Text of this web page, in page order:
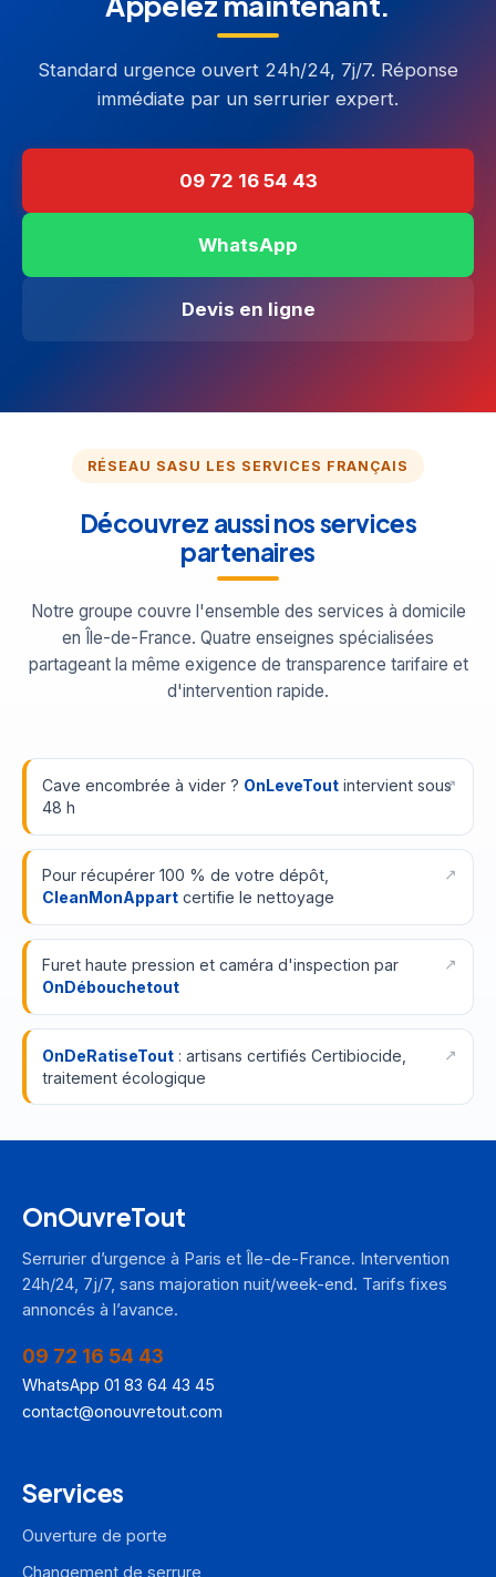
Standard urgence ouvert 24h/24, 7j/7. Réponse
immédiate par un serrurier expert.
09 72 16 54 43
WhatsApp
Devis en ligne
RÉSEAU SASU LES SERVICES FRANÇAIS
Découvrez aussi nos services
partenaires
Notre groupe couvre l'ensemble des services à domicile
en Île-de-France. Quatre enseignes spécialisées
partageant la même exigence de transparence tarifaire et
d'intervention rapide.
Cave encombrée à vider ? OnLeveToutintervient sous
48 h
Pour récupérer 100 % de votre dépôt,
CleanMonAppartcertifie le nettoyage
Furet haute pression et caméra d'inspection par
OnDébouchetout
OnDeRatiseTout: artisans certifiés Certibiocide,
traitement écologique
OnOuvreTout
Serrurier d’urgence à Paris et Île-de-France. Intervention
24h/24, 7j/7, sans majoration nuit/week-end. Tarifs fixes
annoncés à l’avance.
09 72 16 54 43
WhatsApp 01 83 64 43 45
contact@onouvretout.com
Services
Ouverture de porte
Changement de serrure